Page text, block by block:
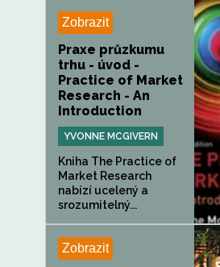
Zobrazit
Praxe průzkumu
trhu - úvod -
Practice of Market
Research - An
Introduction
YVONNE MCGIVERN
Kniha The Practice of
Market Research
nabízí ucelený a
srozumitelný...
Zobrazit